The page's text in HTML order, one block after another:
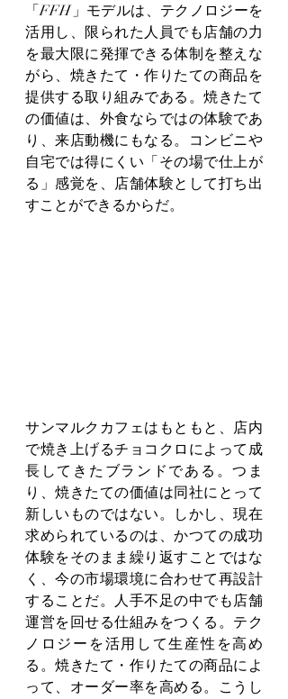
「FFH」モデルは、テクノロジーを
活用し、限られた人員でも店舗の力
を最大限に発揮できる体制を整えな
がら、焼きたて・作りたての商品を
提供する取り組みである。焼きたて
の価値は、外食ならではの体験であ
り、来店動機にもなる。コンビニや
自宅では得にくい「その場で仕上が
る」感覚を、店舗体験として打ち出
すことができるからだ。
サンマルクカフェはもともと、店内
で焼き上げるチョコクロによって成
長してきたブランドである。つま
り、焼きたての価値は同社にとって
新しいものではない。しかし、現在
求められているのは、かつての成功
体験をそのまま繰り返すことではな
く、今の市場環境に合わせて再設計
することだ。人手不足の中でも店舗
運営を回せる仕組みをつくる。テク
ノロジーを活用して生産性を高め
る。焼きたて・作りたての商品によ
って、オーダー率を高める。こうし